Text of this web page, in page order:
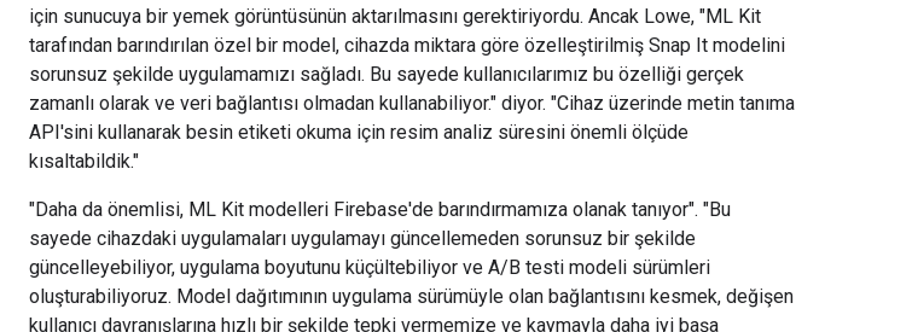
için sunucuya bir yemek görüntüsünün aktarılmasını gerektiriyordu. Ancak Lowe, "ML Kit
tarafından barındırılan özel bir model, cihazda miktara göre özelleştirilmiş Snap It modelini
sorunsuz şekilde uygulamamızı sağladı. Bu sayede kullanıcılarımız bu özelliği gerçek
zamanlı olarak ve veri bağlantısı olmadan kullanabiliyor." diyor. "Cihaz üzerinde metin tanıma
API'sini kullanarak besin etiketi okuma için resim analiz süresini önemli ölçüde
kısaltabildik."
"Daha da önemlisi, ML Kit modelleri Firebase'de barındırmamıza olanak tanıyor". "Bu
sayede cihazdaki uygulamaları uygulamayı güncellemeden sorunsuz bir şekilde
güncelleyebiliyor, uygulama boyutunu küçültebiliyor ve A/B testi modeli sürümleri
oluşturabiliyoruz. Model dağıtımının uygulama sürümüyle olan bağlantısını kesmek, değişen
kullanıcı davranışlarına hızlı bir şekilde tepki vermemize ve kaymayla daha iyi başa